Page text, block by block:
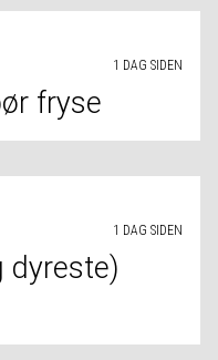
1 DAG SIDEN
fryse
1 DAG SIDEN
dyreste)